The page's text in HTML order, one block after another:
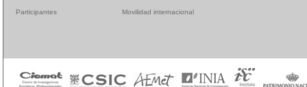
Participantes Movilidad internacional